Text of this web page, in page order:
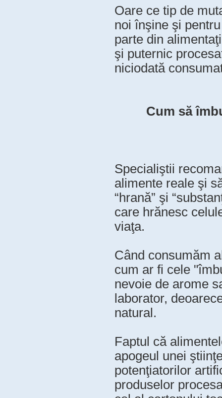
Oare ce tip de
noi înşine şi
parte din
şi puternic
niciodată
Cum să
Specialiştii
alimente reale şi
“hrană” şi
care hrănesc
viaţa.
Când consumăm
cum ar fi cele
nevoie de arome
laborator,
natural.
Faptul că
apogeul unei
potenţiatorilor
produselor